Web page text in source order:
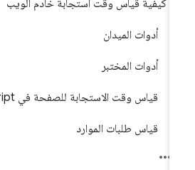
كيفية قياس وقت استجابة خادم الويب
أدوات الميدان
أدوات المختبر
قياس وقت الاستجابة للصفحة في JavaScript
قياس طلبات الموارد